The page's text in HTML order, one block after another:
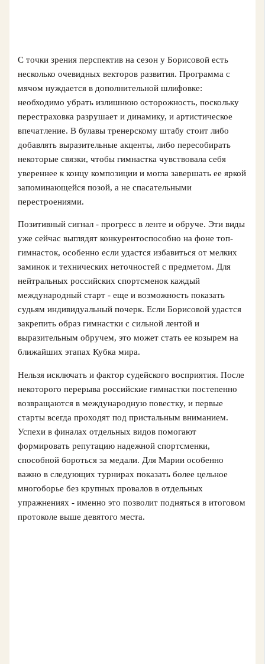
С точки зрения перспектив на сезон у Борисовой есть
несколько очевидных векторов развития. Программа с
мячом нуждается в дополнительной шлифовке:
необходимо убрать излишнюю осторожность, поскольку
перестраховка разрушает и динамику, и артистическое
впечатление. В булавы тренерскому штабу стоит либо
добавлять выразительные акценты, либо пересобирать
некоторые связки, чтобы гимнастка чувствовала себя
увереннее к концу композиции и могла завершать ее яркой
запоминающейся позой, а не спасательными
перестроениями.
Позитивный сигнал - прогресс в ленте и обруче. Эти виды
уже сейчас выглядят конкурентоспособно на фоне топ-
гимнасток, особенно если удастся избавиться от мелких
заминок и технических неточностей с предметом. Для
нейтральных российских спортсменок каждый
международный старт - еще и возможность показать
судьям индивидуальный почерк. Если Борисовой удастся
закрепить образ гимнастки с сильной лентой и
выразительным обручем, это может стать ее козырем на
ближайших этапах Кубка мира.
Нельзя исключать и фактор судейского восприятия. После
некоторого перерыва российские гимнастки постепенно
возвращаются в международную повестку, и первые
старты всегда проходят под пристальным вниманием.
Успехи в финалах отдельных видов помогают
формировать репутацию надежной спортсменки,
способной бороться за медали. Для Марии особенно
важно в следующих турнирах показать более цельное
многоборье без крупных провалов в отдельных
упражнениях - именно это позволит подняться в итоговом
протоколе выше девятого места.